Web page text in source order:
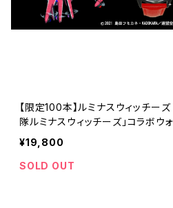
【限定100本】ルミナスウィッチー
隊ルミナスウィッチーズ」コラボ
イカーカラーver（ 限定100本 / シ
¥19,800
SOLD OUT